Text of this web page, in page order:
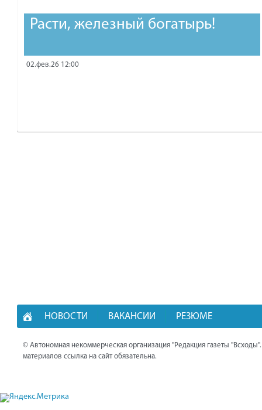
Расти, железный богатырь!
02.фев.26 12:00
НОВОСТИ ВАКАНСИИ РЕЗЮМЕ
© Автономная некоммерческая организация "Редакция газеты
материалов ссылка на сайт обязательна.